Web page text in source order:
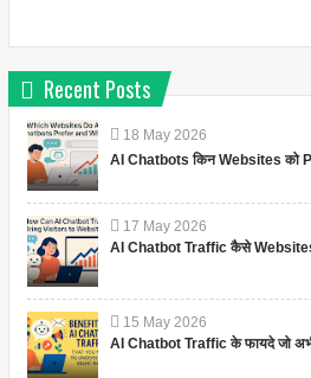
Recent Posts
18 May 2026
AI Chatbots किन Websites को
17 May 2026
AI Chatbot Traffic कैसे
15 May 2026
AI Chatbot Traffic के फायदे जो